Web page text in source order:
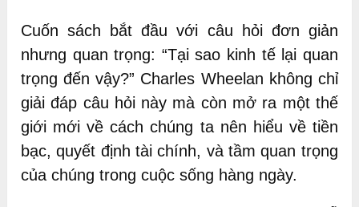
Cuốn sách bắt đầu với câu hỏi đơn giản
nhưng quan trọng: “Tại sao kinh tế lại quan
trọng đến vậy?” Charles Wheelan không chỉ
giải đáp câu hỏi này mà còn mở ra một thế
giới mới về cách chúng ta nên hiểu về tiền
bạc, quyết định tài chính, và tầm quan trọng
của chúng trong cuộc sống hàng ngày.